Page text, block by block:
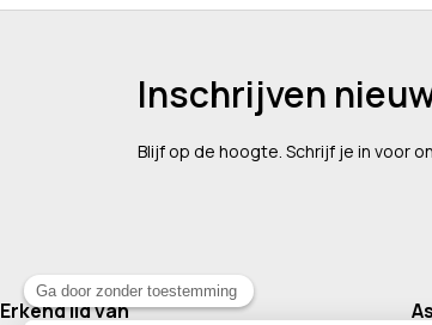
Inschrijven
Blijf op de hoogte. Schrijf je in voor
Erkend lid van